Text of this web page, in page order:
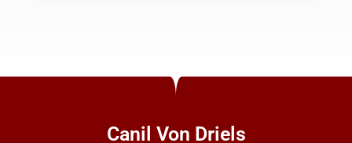
Canil Von Driels